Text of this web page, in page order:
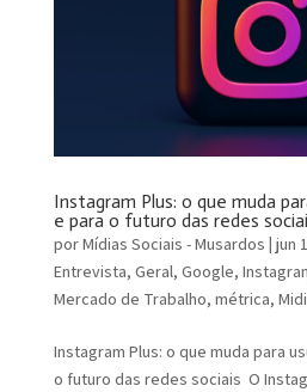
Instagram Plus: o que muda
e para o futuro das redes
porMídias Sociais - Musardos jun
Entrevista, Geral, Google,
Mercado de Trabalho, métrica,
Instagram Plus: o que muda para
o futuro das redes sociais O